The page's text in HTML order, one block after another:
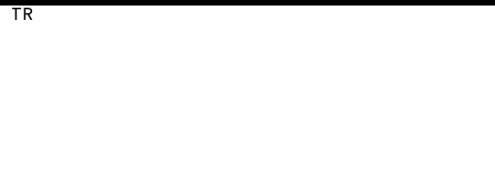
TR